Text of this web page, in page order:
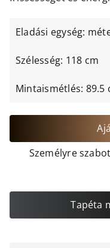
Eladási egység:
Szélesség: 118 cm
Mintaismétlés: 89.5
Személyre
Tapéta